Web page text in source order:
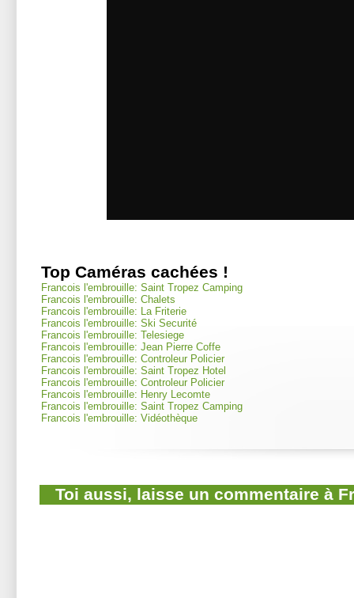
Top Caméras cachées !
Francois l'embrouille: Saint Tropez Camping
Francois l'embrouille: Chalets
Francois l'embrouille: La Friterie
Francois l'embrouille: Ski Securité
Francois l'embrouille: Telesiege
Francois l'embrouille: Jean Pierre Coffe
Francois l'embrouille: Controleur Policier
Francois l'embrouille: Saint Tropez Hotel
Francois l'embrouille: Controleur Policier
Francois l'embrouille: Henry Lecomte
Francois l'embrouille: Saint Tropez Camping
Francois l'embrouille: Vidéothèque
Toi aussi, laisse un commentaire à